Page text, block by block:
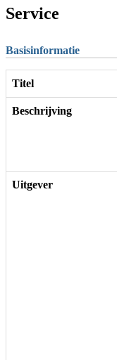
Service
Basisinformatie
Titel
Beschrijving
Uitgever